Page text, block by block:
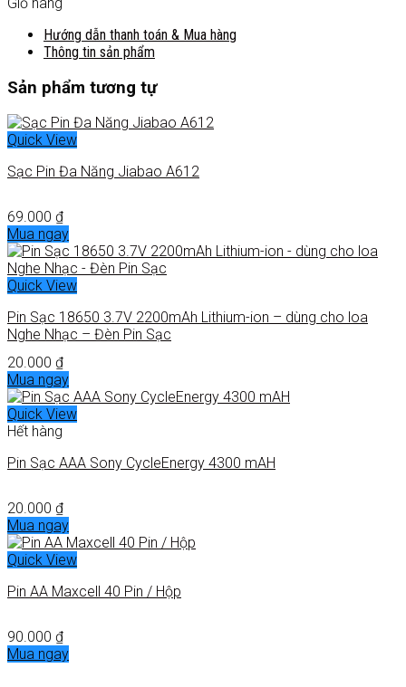
Hướng dẫn thanh toán & Mua hàng
Thông tin sản phẩm
Sản phẩm tương tự
Quick View
Sạc Pin Đa Năng Jiabao A612
69.000 ₫
Mua ngay
Quick View
Pin Sạc 18650 3.7V 2200mAh Lithium-ion – dùng cho loa
Nghe Nhạc – Đèn Pin Sạc
20.000 ₫
Mua ngay
Quick View
Hết hàng
Pin Sạc AAA Sony CycleEnergy 4300 mAH
20.000 ₫
Mua ngay
Quick View
Pin AA Maxcell 40 Pin / Hộp
90.000 ₫
Mua ngay